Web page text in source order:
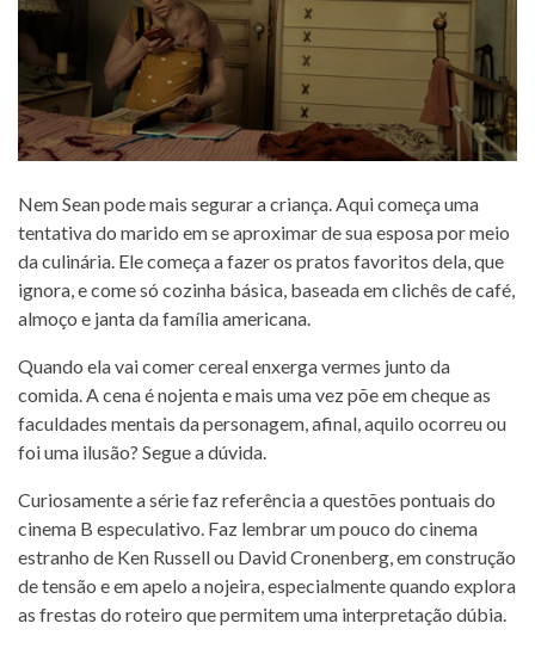
Nem Sean pode mais segurar a criança. Aqui começa uma
tentativa do marido em se aproximar de sua esposa por meio
da culinária. Ele começa a fazer os pratos favoritos dela, que
ignora, e come só cozinha básica, baseada em clichês de café,
almoço e janta da família americana.
Quando ela vai comer cereal enxerga vermes junto da
comida. A cena é nojenta e mais uma vez põe em cheque as
faculdades mentais da personagem, afinal, aquilo ocorreu ou
foi uma ilusão? Segue a dúvida.
Curiosamente a série faz referência a questões pontuais do
cinema B especulativo. Faz lembrar um pouco do cinema
estranho de Ken Russell ou David Cronenberg, em construção
de tensão e em apelo a nojeira, especialmente quando explora
as frestas do roteiro que permitem uma interpretação dúbia.